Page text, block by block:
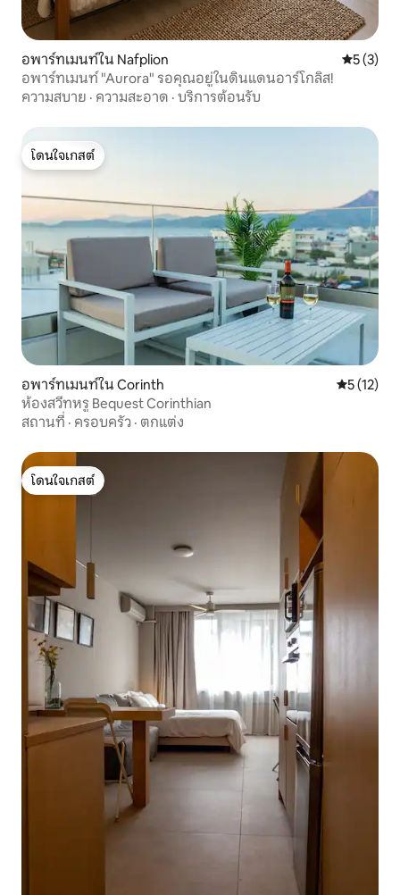
อพาร์ทเมนท์ใน Nafplion คะแนนเฉ
5 (3)
อพาร์ทเมนท์ "Aurora" รอคุณอยู่ในดินแดนอาร์โกลิส!
ความสบาย · ความสะอาด · บริการต้อนรับ
โดนใจเกสต์
โดนใจเกสต์
อพาร์ทเมนท์ใน Corinth คะแนนเฉลี่
5 (12)
ห้องสวีทหรู Bequest Corinthian
สถานที่ · ครอบครัว · ตกแต่ง
โดนใจเกสต์
โดนใจเกสต์